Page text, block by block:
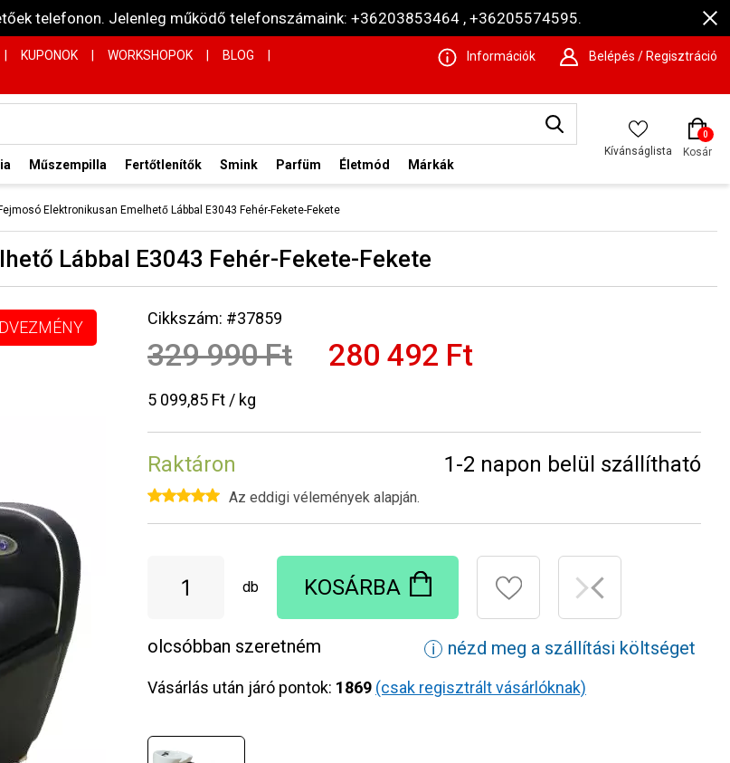
telefonon. Jelenleg működő telefonszámaink: +36203853464 , +36205574595.
KUPONOK WORKSHOPOK BLOG Információk Belépés / Regisztráció
Műszempilla Fertőtlenítők Smink Parfüm Életmód Márkák
Kívánságlista
0
Kosár
Elektronikusan Emelhető Lábbal E3043 Fehér-Fekete-Fekete
Lábbal E3043 Fehér-Fekete-Fekete
Cikkszám: #37859
329 990 Ft 280 492 Ft
5 099,85 Ft / kg
Raktáron 1-2 napon belül szállítható
Az eddigi vélemények alapján.
db KOSÁRBA
olcsóbban szeretném ℹ nézd meg a szállítási költséget
Vásárlás után járó pontok: 1869 (csak regisztrált vásárlóknak)